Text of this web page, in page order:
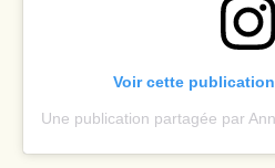
Voir cette